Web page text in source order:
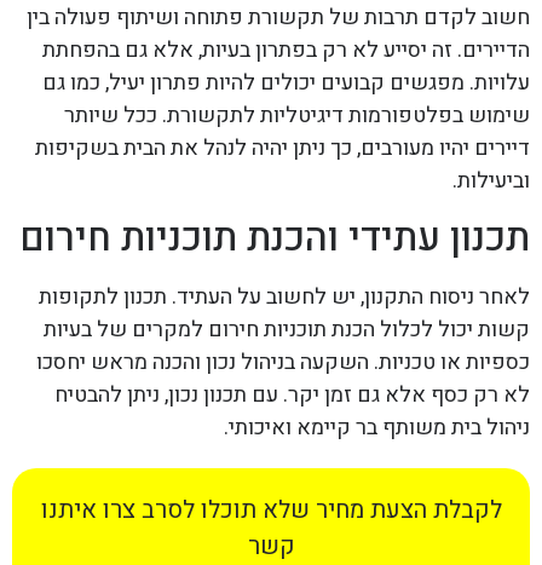
חשוב לקדם תרבות של תקשורת פתוחה ושיתוף פעולה בין
הדיירים. זה יסייע לא רק בפתרון בעיות, אלא גם בהפחתת
עלויות. מפגשים קבועים יכולים להיות פתרון יעיל, כמו גם
שימוש בפלטפורמות דיגיטליות לתקשורת. ככל שיותר
דיירים יהיו מעורבים, כך ניתן יהיה לנהל את הבית בשקיפות
וביעילות.
תכנון עתידי והכנת תוכניות חירום
לאחר ניסוח התקנון, יש לחשוב על העתיד. תכנון לתקופות
קשות יכול לכלול הכנת תוכניות חירום למקרים של בעיות
כספיות או טכניות. השקעה בניהול נכון והכנה מראש יחסכו
לא רק כסף אלא גם זמן יקר. עם תכנון נכון, ניתן להבטיח
ניהול בית משותף בר קיימא ואיכותי.
לקבלת הצעת מחיר שלא תוכלו לסרב צרו איתנו
קשר